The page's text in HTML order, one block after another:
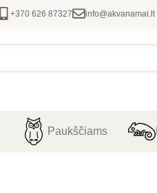
+370 626 87327 info@akvanamai.lt
Paukščiams